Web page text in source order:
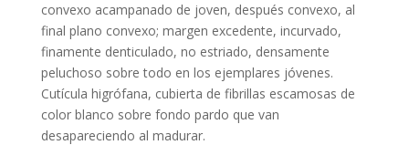
convexo acampanado de joven, después convexo, al
final plano convexo; margen excedente, incurvado,
finamente denticulado, no estriado, densamente
peluchoso sobre todo en los ejemplares jóvenes.
Cutícula higrófana, cubierta de fibrillas escamosas de
color blanco sobre fondo pardo que van
desapareciendo al madurar.